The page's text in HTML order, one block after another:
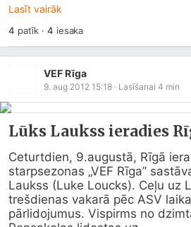
Lasīt vairāk
4 patīk ·4 iesaka
VEF Rīga
9. aug 2012 15:18 · Lasīšanai 4 min
Lūks Laukss ieradies
Ceturtdien, 9.augustā, Rīgā
starpsezonas „VEF Rīga”
Laukss (Luke Loucks). Ceļu uz
trešdienas vakarā pēc ASV
pārlidojumus. Vispirms no